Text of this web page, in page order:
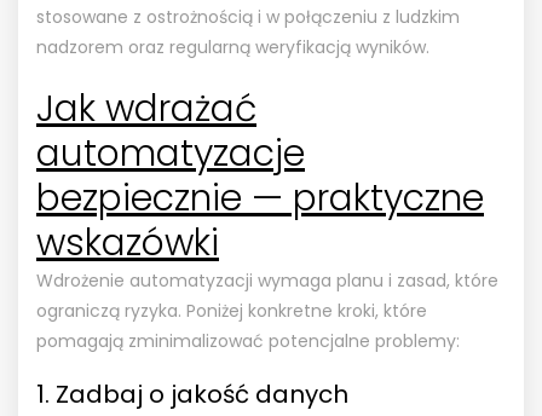
stosowane z ostrożnością i w połączeniu z ludzkim
nadzorem oraz regularną weryfikacją wyników.
Jak wdrażać
automatyzacje
bezpiecznie — praktyczne
wskazówki
Wdrożenie automatyzacji wymaga planu i zasad, które
ograniczą ryzyka. Poniżej konkretne kroki, które
pomagają zminimalizować potencjalne problemy:
1. Zadbaj o jakość danych